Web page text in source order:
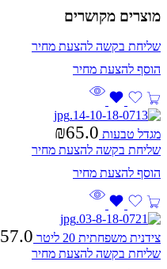
מוצרים מקושרים
שליחת בקשה להצעת מחיר
מגדל טבעות ₪65.0
שליחת בקשה להצעת מחיר
צידנית משפחתית 20 ליטר 57.0
שליחת בקשה להצעת מחיר